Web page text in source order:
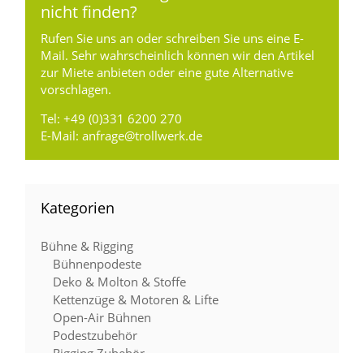
nicht finden?
Rufen Sie uns an oder schreiben Sie uns eine E-
Mail. Sehr wahrscheinlich können wir den Artikel
zur Miete anbieten oder eine gute Alternative
vorschlagen.
Tel:+49 (0)331 6200 270
E-Mail:anfrage@trollwerk.de
Kategorien
Bühne & Rigging
Bühnenpodeste
Deko & Molton & Stoffe
Kettenzüge & Motoren & Lifte
Open-Air Bühnen
Podestzubehör